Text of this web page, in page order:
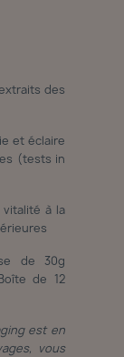
des
et éclaire
(tests in
à la
de 30g
de 12
est en
vous